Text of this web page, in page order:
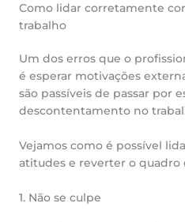
Como lidar corretamente
trabalho
Um dos erros que o
é esperar motivações
são passíveis de passar por
descontentamento no
Vejamos como é possível
atitudes e reverter o quadro
1. Não se culpe